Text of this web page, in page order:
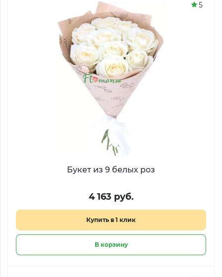
Букет из 9 белых роз
4 163 руб.
Купить в 1 клик
В корзину
5